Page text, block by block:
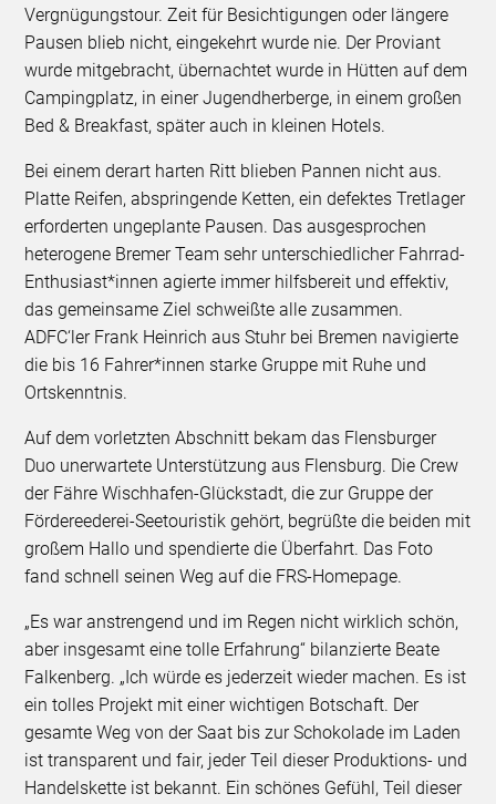
Vergnügungstour. Zeit für Besichtigungen oder längere
Pausen blieb nicht, eingekehrt wurde nie. Der Proviant
wurde mitgebracht, übernachtet wurde in Hütten auf dem
Campingplatz, in einer Jugendherberge, in einem großen
Bed & Breakfast, später auch in kleinen Hotels.
Bei einem derart harten Ritt blieben Pannen nicht aus.
Platte Reifen, abspringende Ketten, ein defektes Tretlager
erforderten ungeplante Pausen. Das ausgesprochen
heterogene Bremer Team sehr unterschiedlicher Fahrrad-
Enthusiast*innen agierte immer hilfsbereit und effektiv,
das gemeinsame Ziel schweißte alle zusammen.
ADFC‘ler Frank Heinrich aus Stuhr bei Bremen navigierte
die bis 16 Fahrer*innen starke Gruppe mit Ruhe und
Ortskenntnis.
Auf dem vorletzten Abschnitt bekam das Flensburger
Duo unerwartete Unterstützung aus Flensburg. Die Crew
der Fähre Wischhafen-Glückstadt, die zur Gruppe der
Fördereederei-Seetouristik gehört, begrüßte die beiden mit
großem Hallo und spendierte die Überfahrt. Das Foto
fand schnell seinen Weg auf die FRS-Homepage.
„Es war anstrengend und im Regen nicht wirklich schön,
aber insgesamt eine tolle Erfahrung“ bilanzierte Beate
Falkenberg. „Ich würde es jederzeit wieder machen. Es ist
ein tolles Projekt mit einer wichtigen Botschaft. Der
gesamte Weg von der Saat bis zur Schokolade im Laden
ist transparent und fair, jeder Teil dieser Produktions- und
Handelskette ist bekannt. Ein schönes Gefühl, Teil dieser